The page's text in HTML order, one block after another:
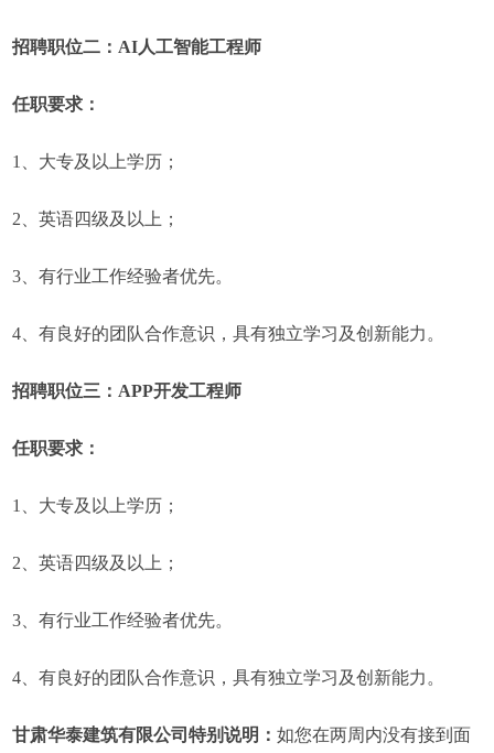
招聘职位二：AI人工智能工程师
任职要求：
1、大专及以上学历；
2、英语四级及以上；
3、有行业工作经验者优先。
4、有良好的团队合作意识，具有独立学习及创新能力。
招聘职位三：APP开发工程师
任职要求：
1、大专及以上学历；
2、英语四级及以上；
3、有行业工作经验者优先。
4、有良好的团队合作意识，具有独立学习及创新能力。
甘肃华泰建筑有限公司特别说明：如您在两周内没有接到面